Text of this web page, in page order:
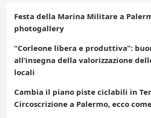
Festa della Marina Militare a
photogallery
“Corleone libera e produttiva”:
all’insegna della valorizzazione
locali
Cambia il piano piste ciclabili in
Circoscrizione a Palermo, ecco